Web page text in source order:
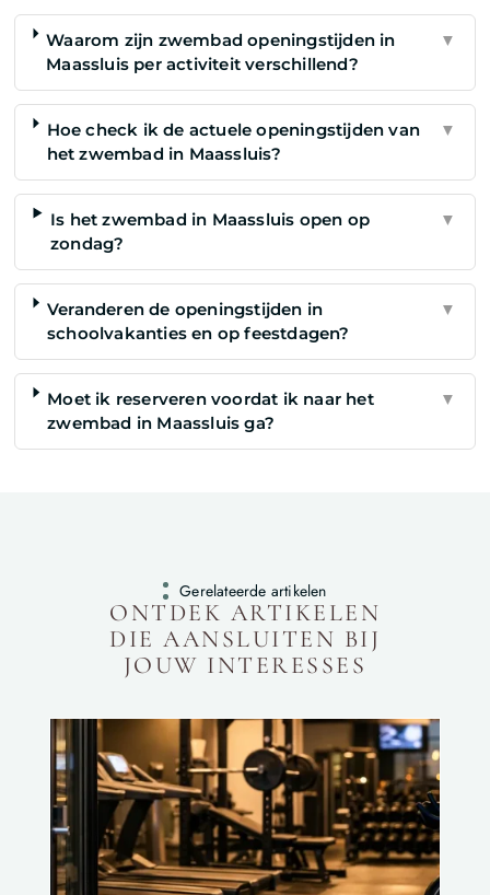
Waarom zijn zwembad openingstijden in
Maassluis per activiteit verschillend?
▼
Hoe check ik de actuele openingstijden van
het zwembad in Maassluis?
▼
Is het zwembad in Maassluis open op
zondag?
▼
Veranderen de openingstijden in
schoolvakanties en op feestdagen?
▼
Moet ik reserveren voordat ik naar het
zwembad in Maassluis ga?
▼
Gerelateerde artikelen
ONTDEK ARTIKELEN
DIE AANSLUITEN BIJ
JOUW INTERESSES